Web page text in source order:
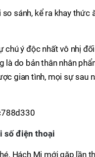
sánh, kể ra khay
chú ý độc nhất vô nhị
là do bản thân nhân
gian tình, mọi sự sau
số điện thoại
Hách Mi mới gặp lần